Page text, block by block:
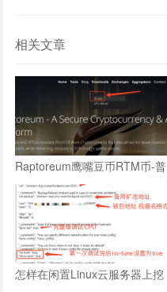
相关文章
Raptoreum鹰嘴豆币RTM币-普
通windows电脑CPU挖矿教程
怎样在闲置Linux云服务器上挖